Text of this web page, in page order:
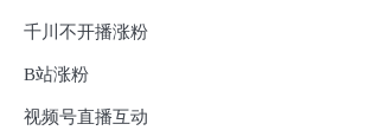
千川不开播涨粉
B站涨粉
视频号直播互动